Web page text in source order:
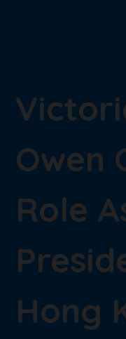
Owen
Role
Hong